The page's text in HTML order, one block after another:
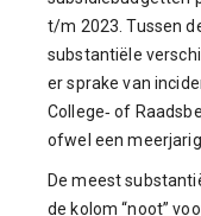
t/m 2023. Tussen
substantiële
er sprake van
College‐ of
ofwel een
De meest
de kolom “noot”